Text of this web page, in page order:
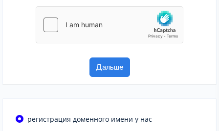
регистрация доменного имени у нас